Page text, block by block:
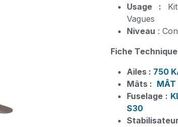
Usage :
Vagues
Niveau :
Fiche
Ailes : 750
Mâts : MÂT
Fuselage :
S30